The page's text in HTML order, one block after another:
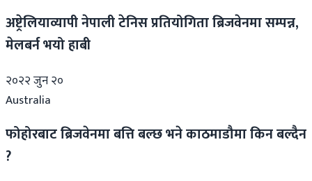
अष्ट्रेलियाव्यापी नेपाली टेनिस प्रतियोगिता ब्रिजवेनमा सम्पन्न,
मेलबर्न भयो हाबी
२०२२ जुन २०
Australia
फोहोरबाट ब्रिजवेनमा बत्ति बल्छ भने काठमाडौमा किन बल्दैन
?